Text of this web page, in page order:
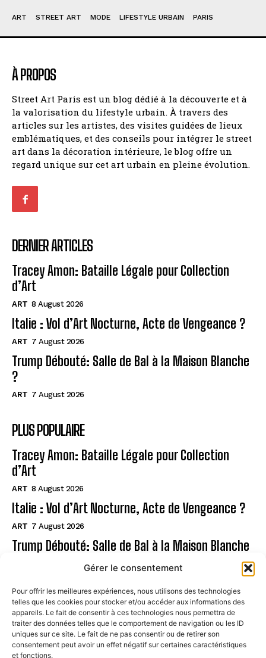
Gérer le consentement
Pour offrir les meilleures expériences, nous utilisons des technologies
telles que les cookies pour stocker et/ou accéder aux informations des
appareils. Le fait de consentir à ces technologies nous permettra de
traiter des données telles que le comportement de navigation ou les ID
uniques sur ce site. Le fait de ne pas consentir ou de retirer son
consentement peut avoir un effet négatif sur certaines caractéristiques
et fonctions.
ART STREET ART MODE LIFESTYLE URBAIN PARIS
À PROPOS
Street Art Paris est un blog dédié à la découverte et à
la valorisation du lifestyle urbain. À travers des
articles sur les artistes, des visites guidées de lieux
emblématiques, et des conseils pour intégrer le street
art dans la décoration intérieure, le blog offre un
regard unique sur cet art urbain en pleine évolution.
DERNIER ARTICLES
Tracey Amon: Bataille Légale pour Collection
d’Art
ART 8 August 2026
Italie : Vol d’Art Nocturne, Acte de Vengeance ?
ART 7 August 2026
Trump Débouté: Salle de Bal à la Maison Blanche
?
ART 7 August 2026
PLUS POPULAIRE
Tracey Amon: Bataille Légale pour Collection
d’Art
ART 8 August 2026
Italie : Vol d’Art Nocturne, Acte de Vengeance ?
ART 7 August 2026
Trump Débouté: Salle de Bal à la Maison Blanche
Page
CONTACT